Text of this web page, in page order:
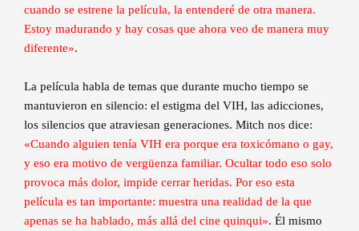
cuando se estrene la película, la entenderé de otra manera.
Estoy madurando y hay cosas que ahora veo de manera muy
diferente».
La película habla de temas que durante mucho tiempo se
mantuvieron en silencio: el estigma del VIH, las adicciones,
los silencios que atraviesan generaciones. Mitch nos dice:
«Cuando alguien tenía VIH era porque era toxicómano o gay,
y eso era motivo de vergüenza familiar. Ocultar todo eso solo
provoca más dolor, impide cerrar heridas. Por eso esta
película es tan importante: muestra una realidad de la que
apenas se ha hablado, más allá del cine quinqui». Él mismo